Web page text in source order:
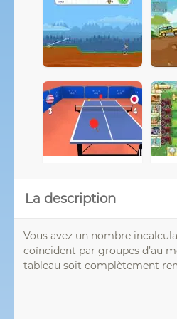
La description
Vous avez un nombre
coïncident par groupes d’au
tableau soit complètement